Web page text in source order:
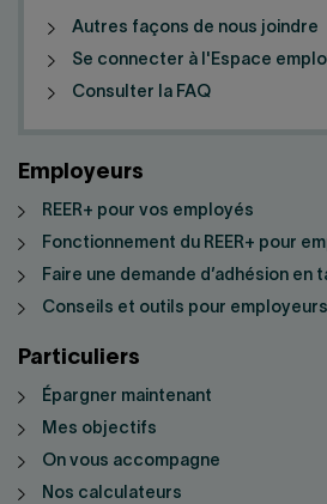
Autres façons de nous joindre
Se connecter à l'Espace
Consulter la FAQ
Employeurs
REER+ pour vos employés
Fonctionnement du REER+ pour
Faire une demande d’adhésion en
Conseils et outils pour employeurs
Particuliers
Épargner maintenant
Mes objectifs
On vous accompagne
Nos calculateurs